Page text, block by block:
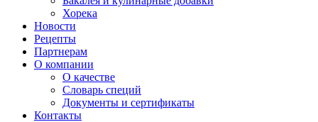
Хорека
Новости
Рецепты
Партнерам
О компании
О качестве
Словарь специй
Документы и сертификаты
Контакты